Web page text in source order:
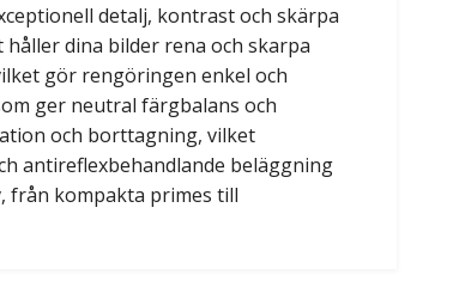
detalj, kontrast och skärpa
dina bilder rena och skarpa
gör rengöringen enkel och
ger neutral färgbalans och
och borttagning, vilket
antireflexbehandlande beläggning
från kompakta primes till